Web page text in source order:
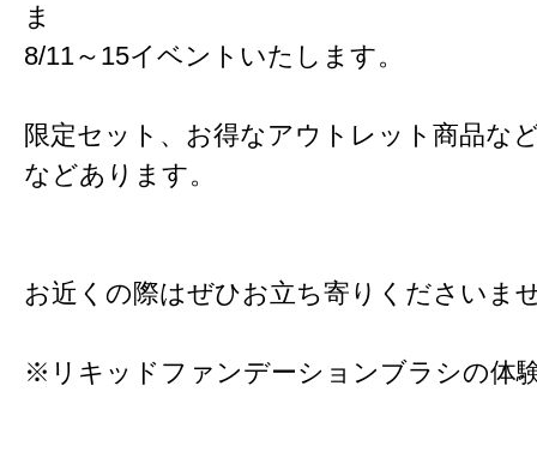
ま
8/11～15イベントいたします。
限定セット、お得なアウトレット商品な
などあります。
お近くの際はぜひお立ち寄りくださいま
※リキッドファンデーションブラシの体